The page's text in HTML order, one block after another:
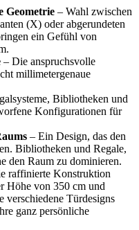
Geometrie – Wahl zwischen
(X) oder abgerundeten
ein Gefühl von
– Die anspruchsvolle
millimetergenaue
Bibliotheken und
Konfigurationen für
– Ein Design, das den
Bibliotheken und Regale,
den Raum zu dominieren.
raffinierte Konstruktion
Höhe von 350 cm und
verschiedene Türdesigns
ganz persönliche